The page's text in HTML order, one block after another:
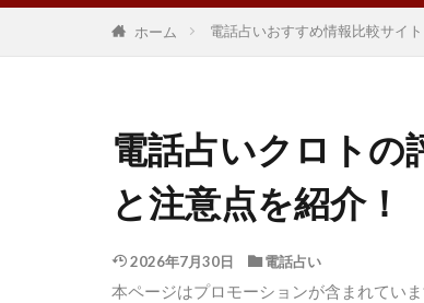
ホーム 電話占いおすすめ情報比較サイ
電話占いクロトの
と注意点を紹介！
2026年7月30日 電話占い
本ページはプロモーションが含まれてい